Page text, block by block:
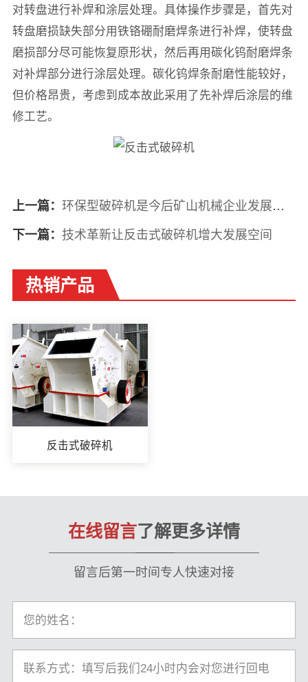
对转盘进行补焊和涂层处理。具体操作步骤是，首先对
转盘磨损缺失部分用铁铬硼耐磨焊条进行补焊，使转盘
磨损部分尽可能恢复原形状，然后再用碳化钨耐磨焊条
对补焊部分进行涂层处理。碳化钨焊条耐磨性能较好，
但价格昂贵，考虑到成本故此采用了先补焊后涂层的维
修工艺。
上一篇： 环保型破碎机是今后矿山机械企业发展的趋势
下一篇： 技术革新让反击式破碎机增大发展空间
热销产品
反击式破碎机
在线留言了解更多详情
留言后第一时间专人快速对接